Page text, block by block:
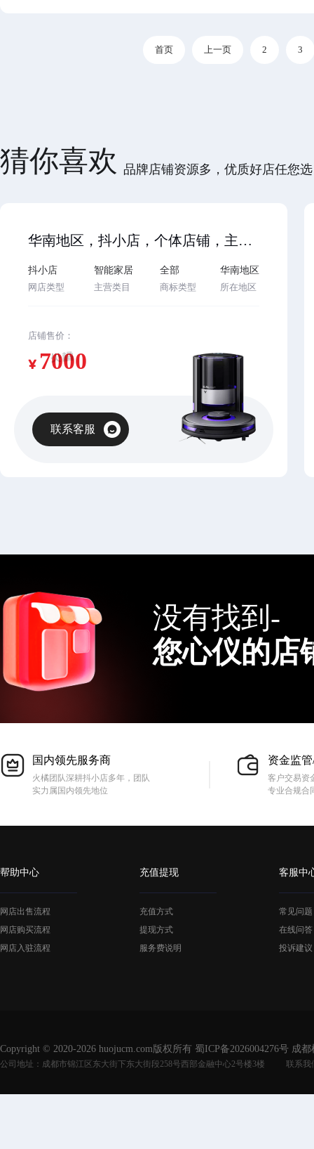
首页 上一页 2 3
猜你喜欢 品牌店铺资源多，优质好店任您
华南地区，抖小店，个体店铺，主营家装家饰，2024年...…
抖小店
网店类型
智能家居
主营类目
全部
商标类型
华南地区
所在地区
店铺售价：
¥
联系客服
没有找到-
您心仪的店
国内领先服务商
火橘团队深耕抖小店多年，团队
实力属国内领先地位
资金监
客户交易资
专业合规合
帮助中心
网店出售流程
网店购买流程
网店入驻流程
充值提现
充值方式
提现方式
服务费说明
客服中
常见问题
在线问答
投诉建议
Copyright © 2020-2026 huojucm.com版权所有 蜀ICP备2026004276号 成都
公司地址：成都市锦江区东大街下东大街段258号西部金融中心2号楼3楼 联系我